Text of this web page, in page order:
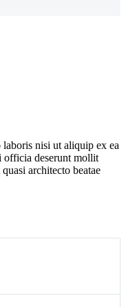
nisi ut aliquip ex ea
officia deserunt mollit
architecto beatae